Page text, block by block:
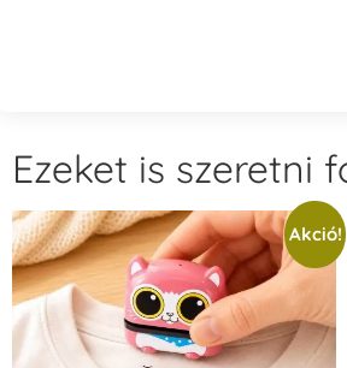
Ezeket is szeretni
Akció!